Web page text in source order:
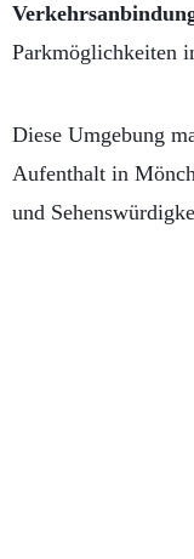
Parkmöglichkeiten
Diese Umgebung
Aufenthalt in
und